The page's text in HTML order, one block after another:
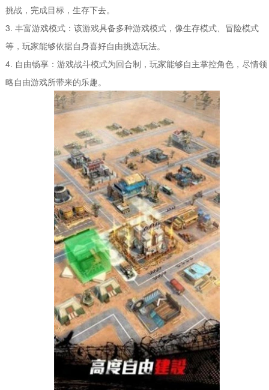
挑战，完成目标，生存下去。
3. 丰富游戏模式：该游戏具备多种游戏模式，像生存模式、冒险模式
等，玩家能够依据自身喜好自由挑选玩法。
4. 自由畅享：游戏战斗模式为回合制，玩家能够自主掌控角色，尽情领
略自由游戏所带来的乐趣。